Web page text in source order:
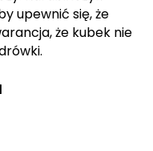
upewnić się, że
że kubek nie